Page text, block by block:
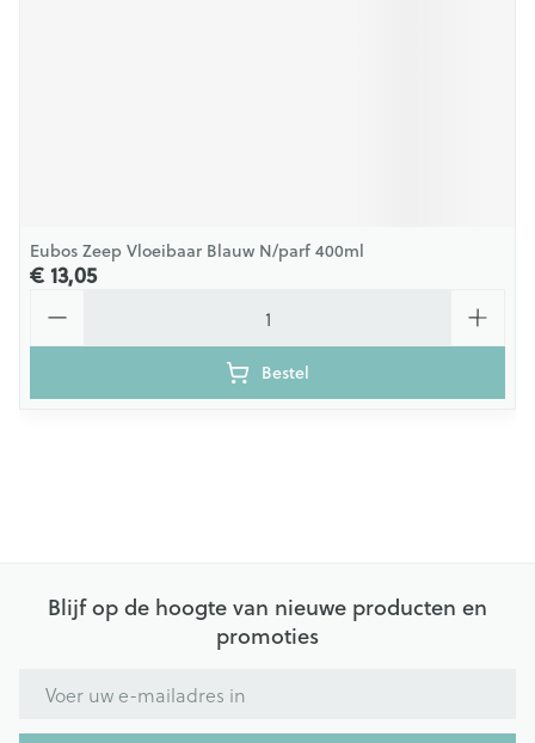
Eubos Zeep Vloeibaar Blauw N/parf 400ml
€ 13,05
Bestel
Blijf op de hoogte van nieuwe producten en
promoties